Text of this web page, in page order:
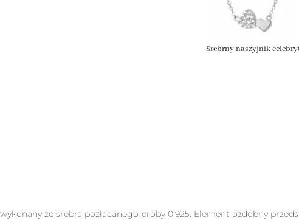
Srebrny naszyjnik
ze srebra pozłacanego próby 0,925. Element ozdobny